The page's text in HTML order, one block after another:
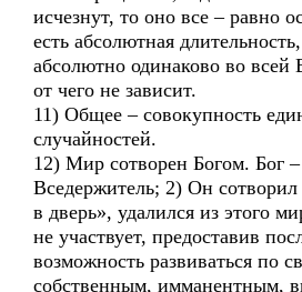
исчезнут, то оно все – равно
есть абсолютная
абсолютно одинаково во всей
от чего не зависит.
11) Общее – совокупность
случайностей.
12) Мир сотворен Богом. Бог
Вседержитель; 2) Он
в дверь», удалился из этого
не участвует, предоставив
возможность развиваться по
собственным, имманентным,